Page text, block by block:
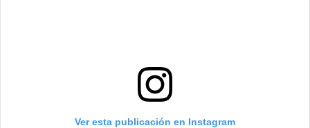
Ver esta publicación en Instagram